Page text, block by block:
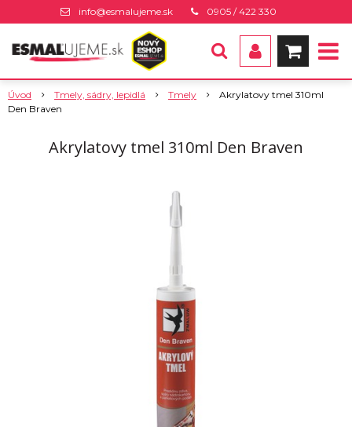
info@esmalujeme.sk 0905 / 422 330
Úvod Tmely, sádry, lepidlá Tmely
Akrylatovy tmel 310ml
Den Braven
Akrylatovy tmel 310ml Den Braven